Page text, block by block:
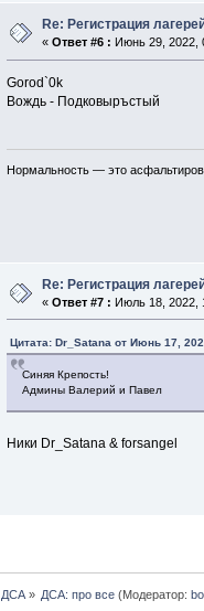
Re: Регистрация
« Ответ #6 : Июнь 29, 2022,
Gorod`0k
Вождь - Подковыръстый
Нормальность — это
Re: Регистрация
« Ответ #7 : Июль 18, 2022,
Цитата: Dr_Satana от Июнь 17,
Синяя Крепость!
Админы Валерий и Павел
Ники Dr_Satana & forsangel
ДСА» ДСА: про все(Модератор: